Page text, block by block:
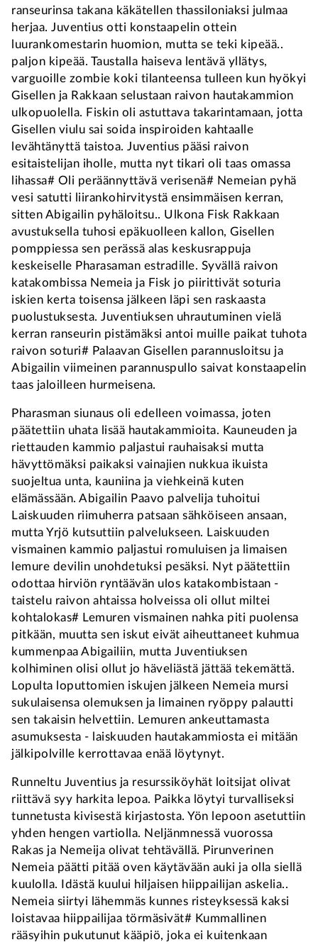
ranseurinsa takana käkätellen thassiloniaksi julmaa
herjaa. Juventius otti konstaapelin ottein
luurankomestarin huomion, mutta se teki kipeää..
paljon kipeää. Taustalla haiseva lentävä yllätys,
varguoille zombie koki tilanteensa tulleen kun hyökyi
Gisellen ja Rakkaan selustaan raivon hautakammion
ulkopuolella. Fiskin oli astuttava takarintamaan, jotta
Gisellen viulu sai soida inspiroiden kahtaalle
levähtänyttä taistoa. Juventius pääsi raivon
esitaistelijan iholle, mutta nyt tikari oli taas omassa
lihassa# Oli peräännyttävä verisenä# Nemeian pyhä
vesi satutti liirankohirvitystä ensimmäisen kerran,
sitten Abigailin pyhäloitsu.. Ulkona Fisk Rakkaan
avustuksella tuhosi epäkuolleen kallon, Gisellen
pomppiessa sen perässä alas keskusrappuja
keskeiselle Pharasaman estradille. Syvällä raivon
katakombissa Nemeia ja Fisk jo piirittivät soturia
iskien kerta toisensa jälkeen läpi sen raskaasta
puolustuksesta. Juventiuksen uhrautuminen vielä
kerran ranseurin pistämäksi antoi muille paikat tuhota
raivon soturi# Palaavan Gisellen parannusloitsu ja
Abigailin viimeinen parannuspullo saivat konstaapelin
taas jaloilleen hurmeisena.
Pharasman siunaus oli edelleen voimassa, joten
päätettiin uhata lisää hautakammioita. Kauneuden ja
riettauden kammio paljastui rauhaisaksi mutta
hävyttömäksi paikaksi vainajien nukkua ikuista
suojeltua unta, kauniina ja viehkeinä kuten
elämässään. Abigailin Paavo palvelija tuhoitui
Laiskuuden riimuherra patsaan sähköiseen ansaan,
mutta Yrjö kutsuttiin palvelukseen. Laiskuuden
vismainen kammio paljastui romuluisen ja limaisen
lemure devilin unohdetuksi pesäksi. Nyt päätettiin
odottaa hirviön ryntäävän ulos katakombistaan -
taistelu raivon ahtaissa holveissa oli ollut miltei
kohtalokas# Lemuren vismainen nahka piti puolensa
pitkään, muutta sen iskut eivät aiheuttaneet kuhmua
kummenpaa Abigailiin, mutta Juventiuksen
kolhiminen olisi ollut jo häveliästä jättää tekemättä.
Lopulta loputtomien iskujen jälkeen Nemeia mursi
sukulaisensa olemuksen ja limainen ryöppy palautti
sen takaisin helvettiin. Lemuren ankeuttamasta
asumuksesta - laiskuuden hautakammiosta ei mitään
jälkipolville kerrottavaa enää löytynyt.
Runneltu Juventius ja resurssiköyhät loitsijat olivat
riittävä syy harkita lepoa. Paikka löytyi turvalliseksi
tunnetusta kivisestä kirjastosta. Yön lepoon asetuttiin
yhden hengen vartiolla. Neljänmnessä vuorossa
Rakas ja Nemeija olivat tehtävällä. Pirunverinen
Nemeia päätti pitää oven käytävään auki ja olla siellä
kuulolla. Idästä kuului hiljaisen hiippailijan askelia..
Nemeia siirtyi lähemmäs kunnes risteyksessä kaksi
loistavaa hiippailijaa törmäsivät# Kummallinen
rääsyihin pukutunut kääpiö, joka ei kuitenkaan